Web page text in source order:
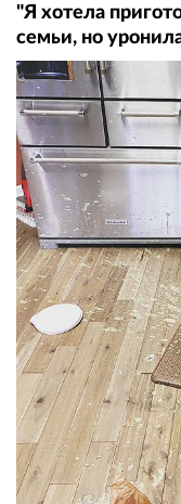
"Я хотела
семьи, но